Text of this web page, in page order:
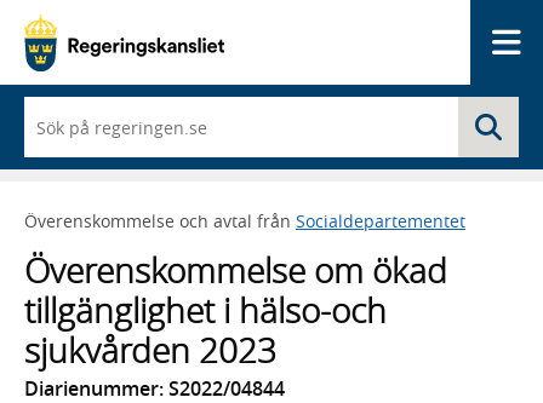
du
börjar
skriva
framträder
lista
med
sökförslag
Överenskommelse och avtal från Socialdepartementet
Överenskommelse om ökad
tillgänglighet i hälso-och
sjukvården 2023
Diarienummer: S2022/04844